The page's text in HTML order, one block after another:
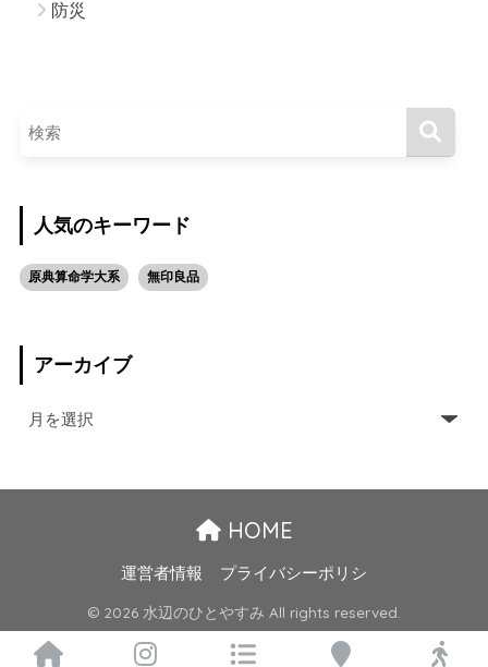
防災
人気のキーワード
原典算命学大系 無印良品
アーカイブ
HOME
運営者情報 プライバシーポリシ
© 2026 水辺のひとやすみ All rights reserved.